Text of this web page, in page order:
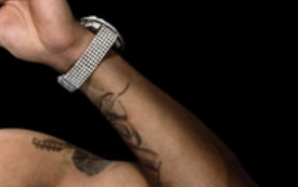
Swift officieel getrouwd met Travis
ago